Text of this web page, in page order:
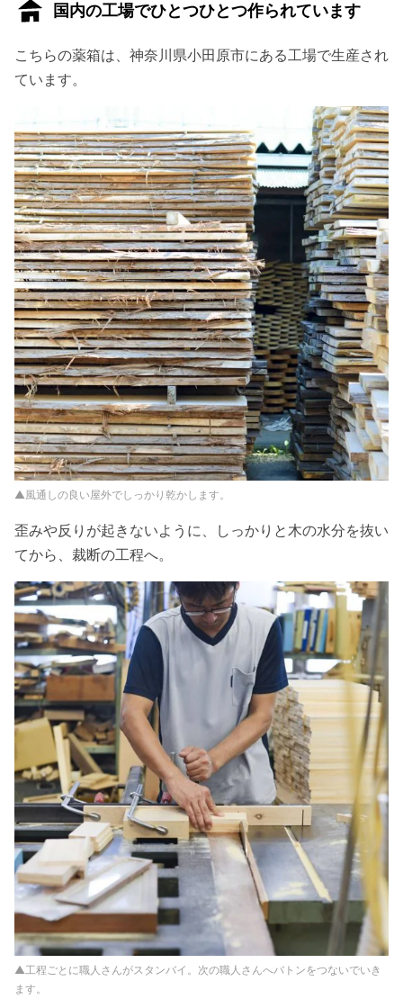
国内の工場でひとつひとつ作られています
こちらの薬箱は、神奈川県小田原市にある工場で生産され
ています。
▲風通しの良い屋外でしっかり乾かします。
歪みや反りが起きないように、しっかりと木の水分を抜い
てから、裁断の工程へ。
▲工程ごとに職人さんがスタンバイ。次の職人さんへバトンをつないでいき
ます。